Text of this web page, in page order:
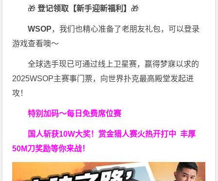
🎁 登记领取【新手迎新福利】 🎁
WSOP，我们也精心准备了老朋友礼包，可以登录
游戏查看噢～
全球选手现已可通过线上卫星赛，赢得梦寐以求的
2025WSOP主赛事门票，向世界扑克最高殿堂发起进
攻！
特别加码～每日免费席位赛
国人斩获10W大奖！ 赏金猎人赛火热开打中 丰厚
50M刀奖励等你来战！